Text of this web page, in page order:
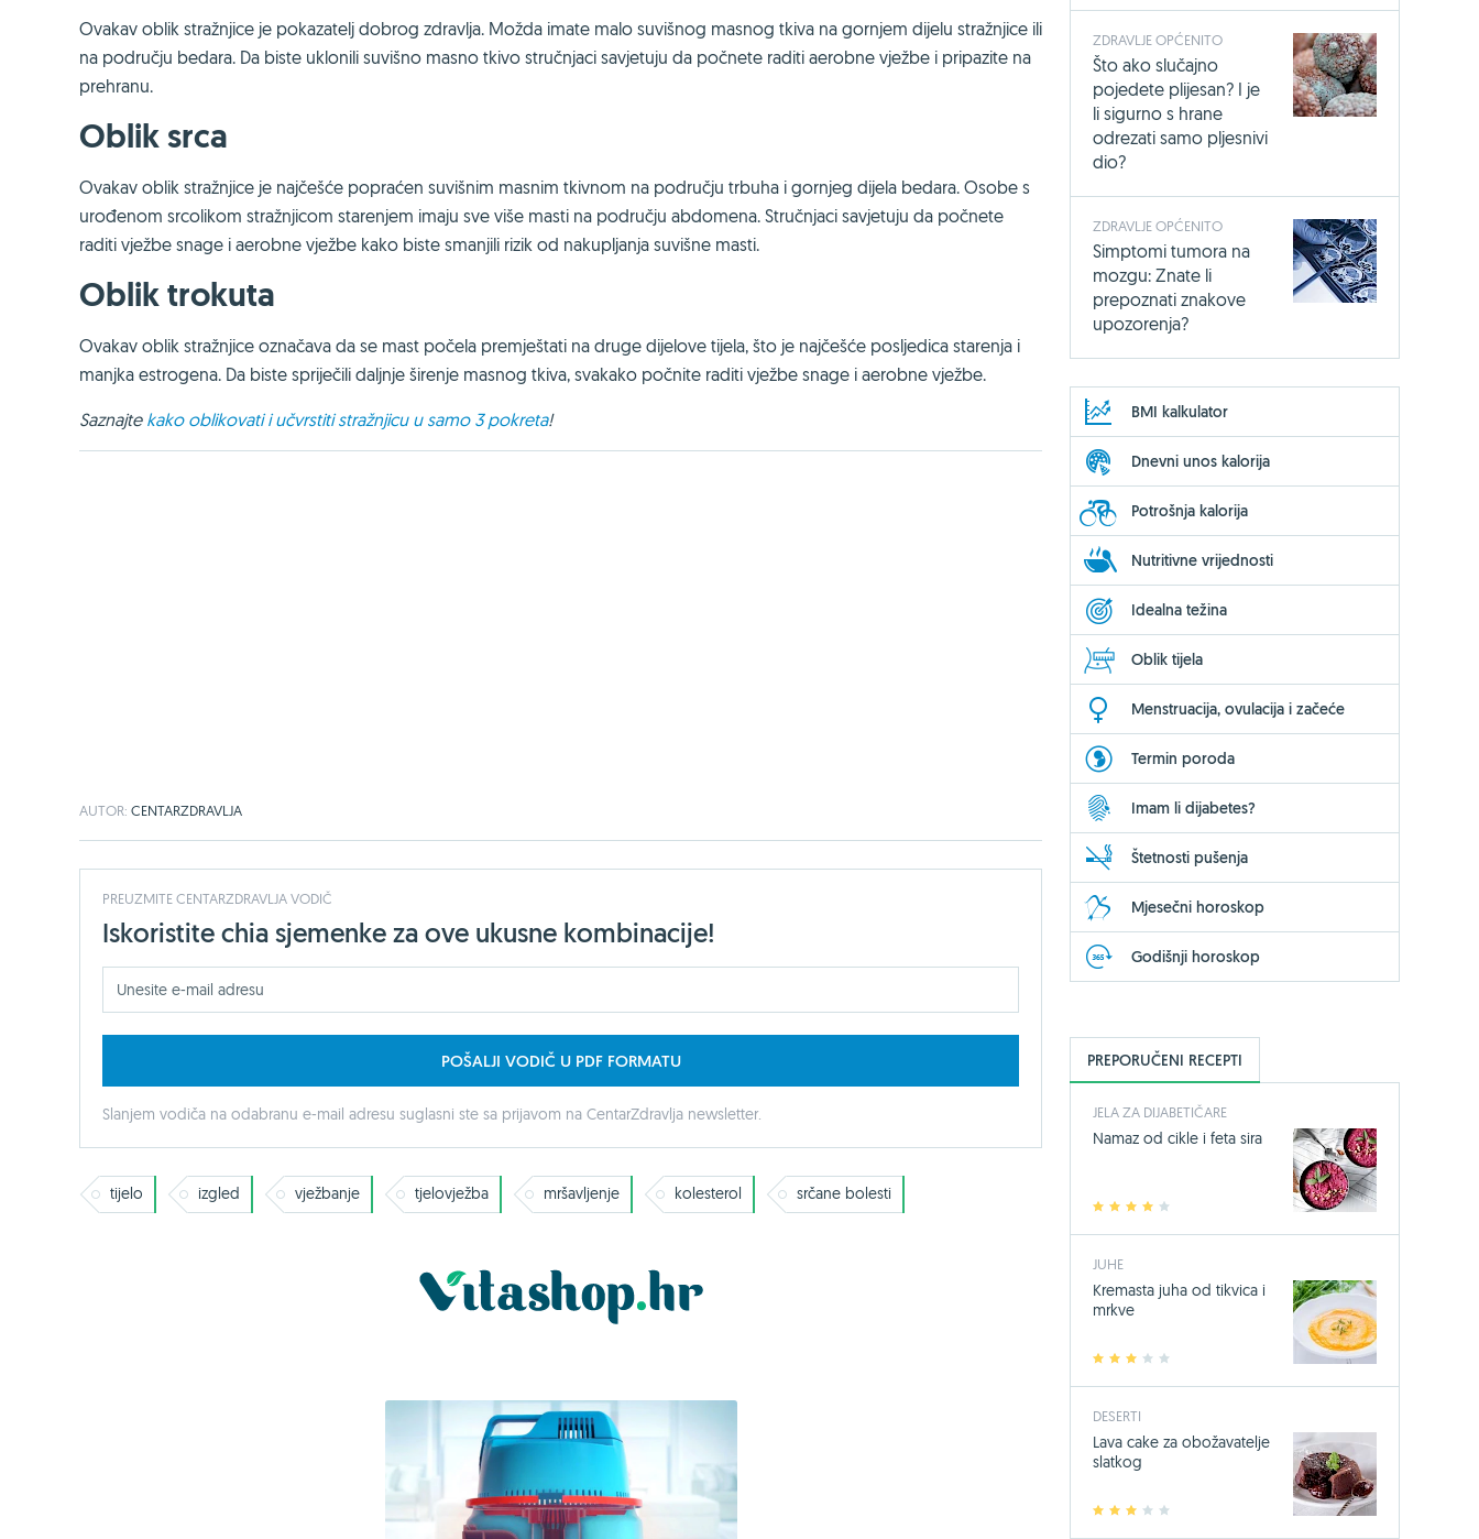
Ovakav oblik stražnjice je pokazatelj dobrog zdravlja. Možda imate malo suvišnog masnog tkiva na gornjem dijelu stražnjice ili
na području bedara. Da biste uklonili suvišno masno tkivo stručnjaci savjetuju da počnete raditi aerobne vježbe i pripazite na
prehranu.
Oblik srca
Ovakav oblik stražnjice je najčešće popraćen suvišnim masnim tkivnom na području trbuha i gornjeg dijela bedara. Osobe s
urođenom srcolikom stražnjicom starenjem imaju sve više masti na području abdomena. Stručnjaci savjetuju da počnete
raditi vježbe snage i aerobne vježbe kako biste smanjili rizik od nakupljanja suvišne masti.
Oblik trokuta
Ovakav oblik stražnjice označava da se mast počela premještati na druge dijelove tijela, što je najčešće posljedica starenja i
manjka estrogena. Da biste spriječili daljnje širenje masnog tkiva, svakako počnite raditi vježbe snage i aerobne vježbe.
Saznajte kako oblikovati i učvrstiti stražnjicu u samo 3 pokreta!
AUTOR: CENTARZDRAVLJA
PREUZMITE CENTARZDRAVLJA VODIČ
Iskoristite chia sjemenke za ove ukusne kombinacije!
POŠALJI VODIČ U PDF FORMATU
Slanjem vodiča na odabranu e-mail adresu suglasni ste sa prijavom na CentarZdravlja newsletter.
tijelo izgled vježbanje tjelovježba mršavljenje kolesterol srčane bolesti
ZDRAVLJE OPĆENITO
Što ako slučajno
pojedete plijesan? I je
li sigurno s hrane
odrezati samo pljesnivi
dio?
ZDRAVLJE OPĆENITO
Simptomi tumora na
mozgu: Znate li
prepoznati znakove
upozorenja?
BMI kalkulator
Dnevni unos kalorija
Potrošnja kalorija
Nutritivne vrijednosti
Idealna težina
Oblik tijela
Menstruacija, ovulacija i začeće
Termin poroda
Imam li dijabetes?
Štetnosti pušenja
Mjesečni horoskop
Godišnji horoskop
PREPORUČENI RECEPTI
JELA ZA DIJABETIČARE
2 3 4
Namaz od cikle i feta sira
JUHE
2 3 4
Kremasta juha od tikvica i
mrkve
DESERTI
2 3 4
Lava cake za obožavatelje
slatkog